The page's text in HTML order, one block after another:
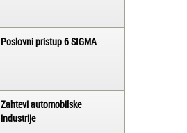
Poslovni pristup 6 SIGMA
Zahtevi automobilske
industrije